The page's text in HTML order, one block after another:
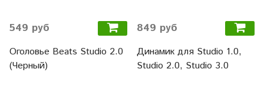
549 руб
Оголовье Beats Studio 2.0
(Черный)
849 руб
Динамик для Studio 1.0,
Studio 2.0, Studio 3.0